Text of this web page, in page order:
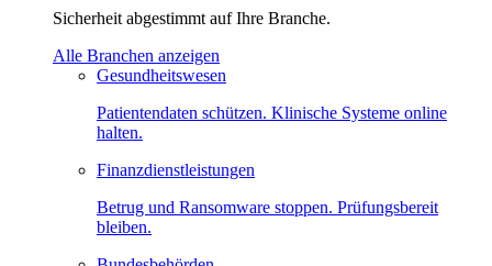
Sicherheit abgestimmt auf Ihre Branche.
Alle Branchen anzeigen
Gesundheitswesen
Patientendaten schützen. Klinische Systeme online
halten.
Finanzdienstleistungen
Betrug und Ransomware stoppen. Prüfungsbereit
bleiben.